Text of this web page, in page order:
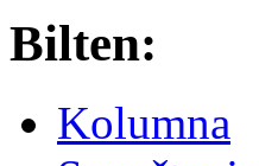
Bilten:
Kolumna